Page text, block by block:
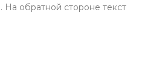
На обратной стороне текст